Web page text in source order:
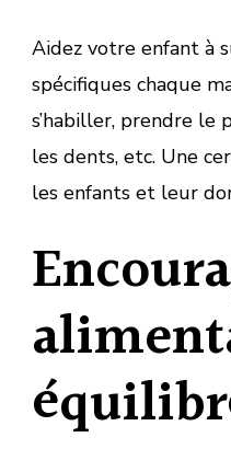
Aidez votre enfant à
spécifiques chaque
s’habiller, prendre le
les dents, etc. Une
les enfants et leur